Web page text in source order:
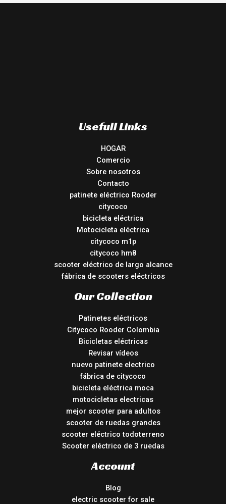
Usefull Links
HOGAR
Comercio
Sobre nosotros
Contacto
patinete eléctrico Rooder
citycoco
bicicleta eléctrica
Motocicleta eléctrica
citycoco m1p
citycoco hm8
scooter eléctrico de largo alcance
fábrica de scooters eléctricos
Our Collection
Patinetes eléctricos
Citycoco Rooder Colombia
Bicicletas eléctricas
Revisar vídeos
nuevo patinete electrico
fábrica de citycoco
bicicleta eléctrica moca
motocicletas electricas
mejor scooter para adultos
scooter de ruedas grandes
scooter eléctrico todoterreno
Scooter eléctrico de 3 ruedas
Account
Blog
electric scooter for sale